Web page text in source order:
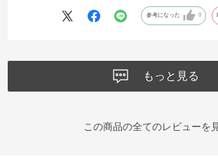
参考になった 0
もっと見る
この商品の全てのレビューを